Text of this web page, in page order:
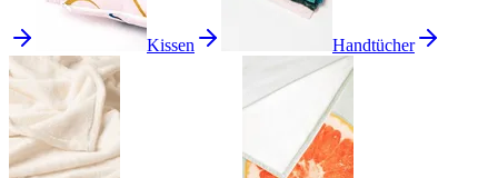
Kissen Handtücher